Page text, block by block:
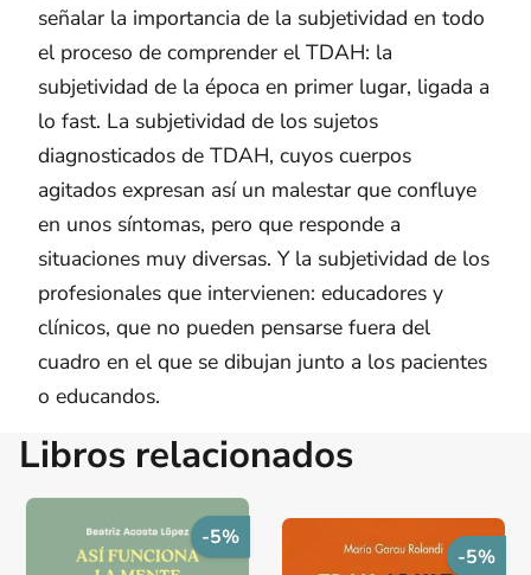
señalar la importancia de la subjetividad en todo
el proceso de comprender el TDAH: la
subjetividad de la época en primer lugar, ligada a
lo fast. La subjetividad de los sujetos
diagnosticados de TDAH, cuyos cuerpos
agitados expresan así un malestar que confluye
en unos síntomas, pero que responde a
situaciones muy diversas. Y la subjetividad de los
profesionales que intervienen: educadores y
clínicos, que no pueden pensarse fuera del
cuadro en el que se dibujan junto a los pacientes
o educandos.
Libros relacionados
-5%
-5%